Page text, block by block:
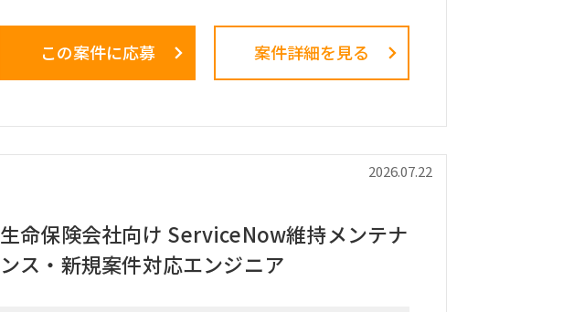
員層に対する改革提案および最終報告までを担います。
・設計部門のオフィス内における行動観察、エスノグラフィ
・現場担当者へのヒアリングおよび顕在・潜在課題の整理
・改善施策における費用対効果の試算
・実行に向けたロードマップの策定
・幹部層への中間報告、最終報告資料の作成およびプレゼン
テーション
この案件に応募 案件詳細を見る
2026.07.22
生命保険会社向け ServiceNow維持メンテナ
ンス・新規案件対応エンジニア